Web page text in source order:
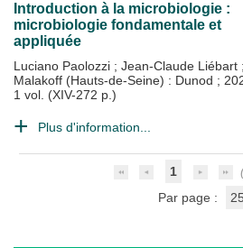
Introduction à la microbiologie :
microbiologie fondamentale et
appliquée
Luciano Paolozzi ; Jean-Claude Liébart ;
Malakoff (Hauts-de-Seine) : Dunod ;
1 vol. (XIV-272 p.)
Plus d'information...
1
Par page :
25